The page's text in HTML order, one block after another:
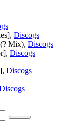
Discogs
Mix), Discogs
Discogs
Discogs
Discogs